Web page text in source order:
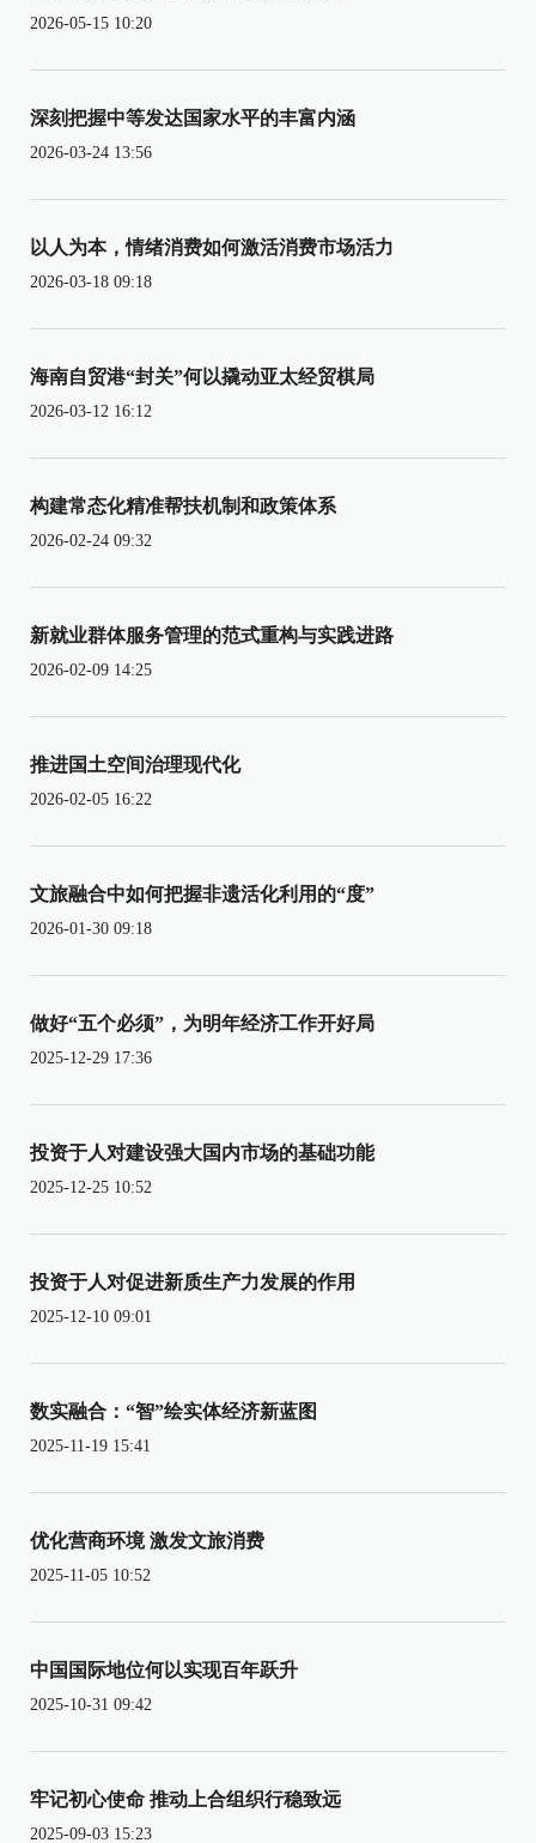
2026-05-15 10:20
深刻把握中等发达国家水平的丰富内涵
2026-03-24 13:56
以人为本，情绪消费如何激活消费市场活力
2026-03-18 09:18
海南自贸港“封关”何以撬动亚太经贸棋局
2026-03-12 16:12
构建常态化精准帮扶机制和政策体系
2026-02-24 09:32
新就业群体服务管理的范式重构与实践进路
2026-02-09 14:25
推进国土空间治理现代化
2026-02-05 16:22
文旅融合中如何把握非遗活化利用的“度”
2026-01-30 09:18
做好“五个必须”，为明年经济工作开好局
2025-12-29 17:36
投资于人对建设强大国内市场的基础功能
2025-12-25 10:52
投资于人对促进新质生产力发展的作用
2025-12-10 09:01
数实融合：“智”绘实体经济新蓝图
2025-11-19 15:41
优化营商环境 激发文旅消费
2025-11-05 10:52
中国国际地位何以实现百年跃升
2025-10-31 09:42
牢记初心使命 推动上合组织行稳致远
2025-09-03 15:23